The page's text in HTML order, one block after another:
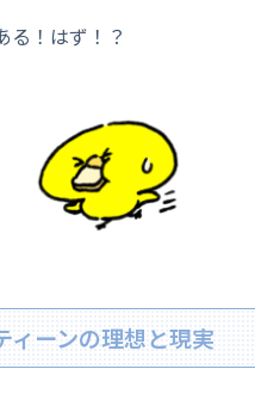
る！はず！？
ィーンの理想と現実